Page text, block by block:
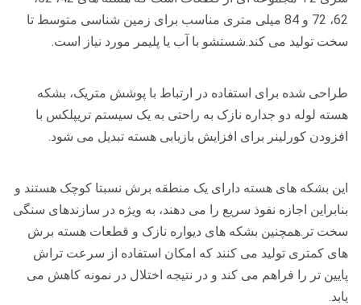
62، 72 و 84 میلی متری مناسب برای زمین شناسی متوسط ​​تا
سخت تولید می کند.شستشو با آب یا پلیمر مورد نیاز است.
طراحی شده برای استفاده در ارتباط با پوشش متریک، بشکه
هسته لوله دو جداره نازک به راحتی به یک سیستم تریپلکس با
افزودن کورلینر برای افزایش بازیابی هسته تبدیل می شود.
این بشکه های هسته دارای یک منطقه برش نسبتا کوچک هستند و
بنابراین اجازه نفوذ سریع را می دهند، به ویژه در سازندهای سنگی
سخت تر.همچنین بشکه های دیواره نازک و قطعات هسته برش
های کمتری تولید می کنند که امکان استفاده از سرعت تراش
پایین تر را فراهم می کند و در نتیجه اختلال در نمونه کاهش می
یابد.